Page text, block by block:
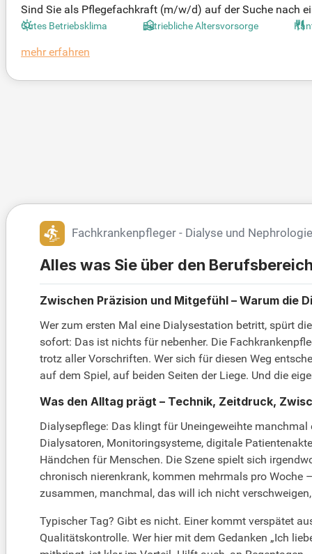
Sind Sie als Pflegefachkraft (m/w/d) auf der Suche nach
Dialysestation am Klinikum Konstanz freut sich auf Ihre
n Ihnen eine Anstellung in Voll- oder Teilzeit, die ab sofort
Gutes Betriebsklima Betriebliche Altersvorsorge
mehr erfahren
Fachkrankenpfleger - Dialyse und
Alles was Sie über den
Zwischen Präzision und Mitgefühl – Warum die
Wer zum ersten Mal eine Dialysestation betritt, spürt
sofort: Das ist nichts für nebenher. Die
trotz aller Vorschriften. Wer sich für diesen Weg
auf dem Spiel, auf beiden Seiten der Liege. Und die
Was den Alltag prägt – Technik, Zeitdruck,
Dialysepflege: Das klingt für Uneingeweihte
Dialysatoren, Monitoringsysteme, digitale
Händchen für Menschen. Die Szene spielt sich
chronisch nierenkrank, kommen mehrmals pro
zusammen, manchmal, das will ich nicht
Typischer Tag? Gibt es nicht. Einer kommt verspätet
Qualitätskontrolle. Wer hier mit dem Gedanken „Ich